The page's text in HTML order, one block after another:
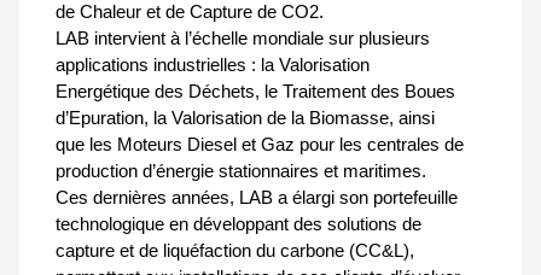
de Chaleur et de Capture de CO2.
LAB intervient à l’échelle mondiale sur plusieurs
applications industrielles : la Valorisation
Energétique des Déchets, le Traitement des Boues
d’Epuration, la Valorisation de la Biomasse, ainsi
que les Moteurs Diesel et Gaz pour les centrales de
production d’énergie stationnaires et maritimes.
Ces dernières années, LAB a élargi son portefeuille
technologique en développant des solutions de
capture et de liquéfaction du carbone (CC&L),